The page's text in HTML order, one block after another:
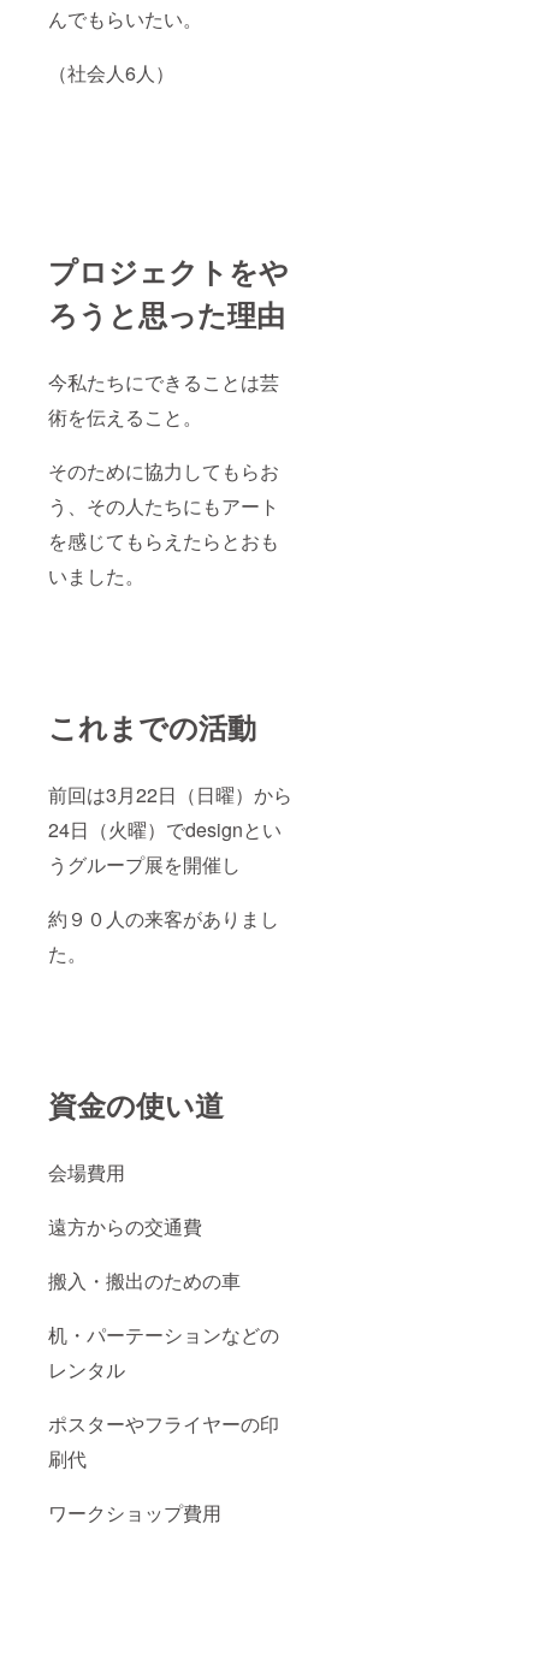
んでもらいたい。
（社会人6人）
プロジェクトをや
ろうと思った理由
今私たちにできることは芸
術を伝えること。
そのために協力してもらお
う、その人たちにもアート
を感じてもらえたらとおも
いました。
これまでの活動
前回は3月22日（日曜）から
24日（火曜）でdesignとい
うグループ展を開催し
約９０人の来客がありまし
た。
資金の使い道
会場費用
遠方からの交通費
搬入・搬出のための車
机・パーテーションなどの
レンタル
ポスターやフライヤーの印
刷代
ワークショップ費用